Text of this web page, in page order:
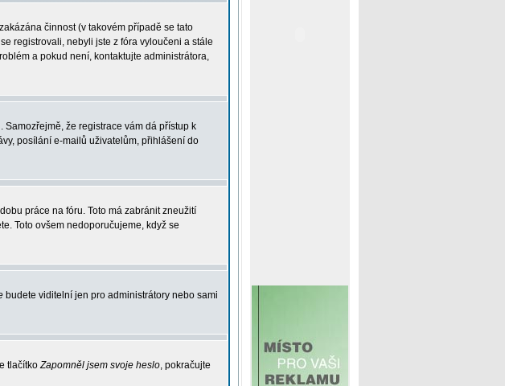
činnost (v takovém případě se tato
registrovali, nebyli jste z fóra vyloučeni a stále
a pokud není, kontaktujte administrátora,
že registrace vám dá přístup k
posílání e-mailů uživatelům, přihlášení do
práce na fóru. Toto má zabránit zneužití
Toto ovšem nedoporučujeme, když se
budete viditelní jen pro administrátory nebo sami
tlačítkoZapomněl jsem svoje heslo, pokračujte